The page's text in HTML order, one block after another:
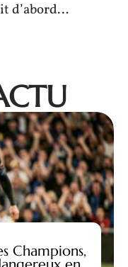
d’abord…
Champions,